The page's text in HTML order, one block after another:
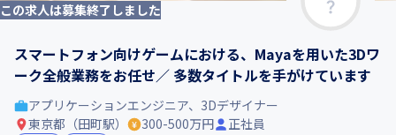
この求人は募集終了しました
スマートフォン向けゲームにおける、Mayaを用いた3Dワ
ーク全般業務をお任せ／ 多数タイトルを手がけています
アプリケーションエンジニア、3Dデザイナー
東京都（田町駅）
300-500万円 正社員